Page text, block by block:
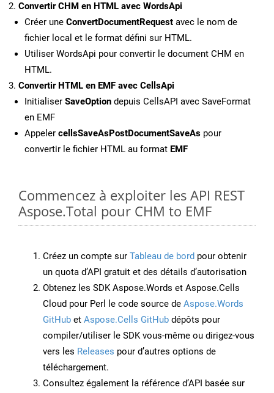
Convertir CHM en HTML avec WordsApi
Créer une ConvertDocumentRequest avec le nom de
fichier local et le format défini sur HTML.
Utiliser WordsApi pour convertir le document CHM en
HTML.
Convertir HTML en EMF avec CellsApi
Initialiser SaveOption depuis CellsAPI avec SaveFormat
en EMF
Appeler cellsSaveAsPostDocumentSaveAs pour
convertir le fichier HTML au format EMF
Commencez à exploiter les API REST
Aspose.Total pour CHM to EMF
Créez un compte sur Tableau de bord pour obtenir
un quota d’API gratuit et des détails d’autorisation
Obtenez les SDK Aspose.Words et Aspose.Cells
Cloud pour Perl le code source de Aspose.Words
GitHub et Aspose.Cells GitHub dépôts pour
compiler/utiliser le SDK vous-même ou dirigez-vous
vers les Releases pour d’autres options de
téléchargement.
Consultez également la référence d’API basée sur